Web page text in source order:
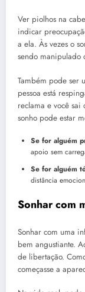
Ver piolhos na
indicar
a ela. Às vezes o
sendo manipulado
Também pode ser
pessoa está
reclama e você
sonho pode estar
Se for alguém
apoio sem
Se for alguém
distância
Sonhar com
Sonhar com uma
bem angustiante.
de libertação.
começasse a